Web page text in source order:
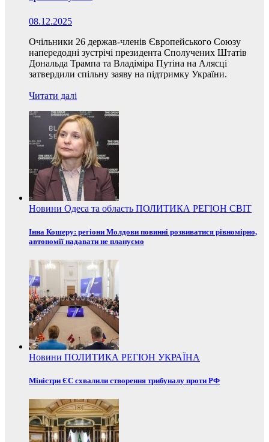
08.12.2025
Очільники 26 держав-членів Європейського Союзу
напередодні зустрічі президента Сполучених Штатів
Дональда Трампа та Владіміра Путіна на Алясці
затвердили спільну заяву на підтримку України.
Читати далі
Новини Одеса та область ПОЛИТИКА РЕГІОН СВІТ
Інна Кошеру: регіони Молдови повинні розвиватися рівномірно,
автономії надавати не плануємо
Новини ПОЛИТИКА РЕГІОН УКРАЇНА
Міністри ЄС схвалили створення трибуналу проти РФ